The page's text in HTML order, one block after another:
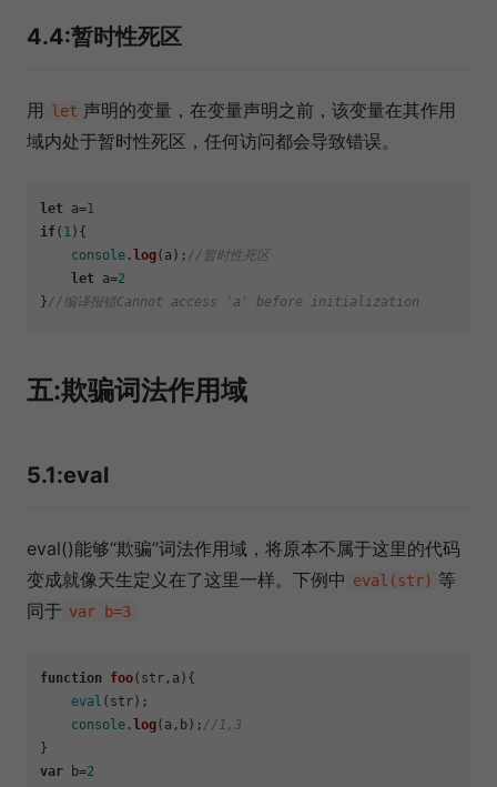
4.4:暂时性死区
用 let 声明的变量，在变量声明之前，该变量在其作用
域内处于暂时性死区，任何访问都会导致错误。
let a=1
if( 1 ){
console . log(a); //暂时性死区
let a=2
}//编译报错Cannot access 'a' before initialization
五:欺骗词法作用域
5.1:eval
eval()能够“欺骗”词法作用域，将原本不属于这里的代码
变成就像天生定义在了这里一样。下例中 eval(str) 等
同于 var b=3
function foo( str,a ){
eval (str);
console . log(a,b); //1,3
var b=2